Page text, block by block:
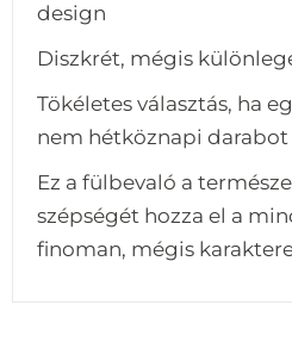
design
Diszkrét, mégis
Tökéletes választás, ha
nem hétköznapi darabot
Ez a fülbevaló a
szépségét hozza el a
finoman, mégis